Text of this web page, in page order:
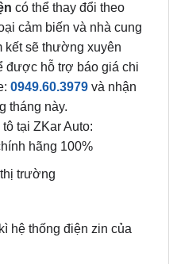
có thể thay đổi theo
cảm biến và nhà cung
kết sẽ thường xuyên
được hỗ trợ báo giá chi
0949.60.3979 và nhận
tháng này.
tại ZKar Auto:
hãng 100%
trường
hệ thống điện zin của